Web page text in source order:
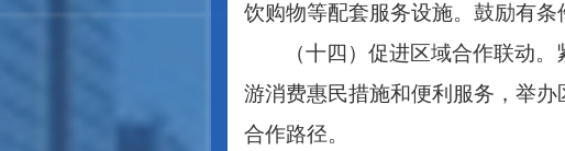
饮购物等配套服务设施。鼓励有条
（十四）促进区域合作联动。
游消费惠民措施和便利服务，举
合作路径。